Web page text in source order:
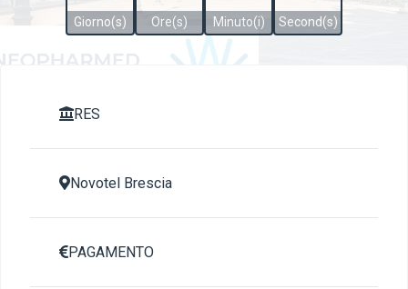
Giorno(s) Ore(s) Minuto(i) Second(s)
RES
Novotel Brescia
PAGAMENTO